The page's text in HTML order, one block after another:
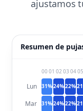
ajustamos
Resumen de
00 01 02 03 0405
Lun 31%24%22%
Mar 31%24%22%